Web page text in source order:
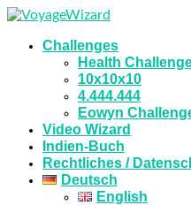
Challenges
Health
10x10x10
4.444.444
Eowyn
Video Wizard
Indien-Buch
Rechtliches /
Deutsch
English